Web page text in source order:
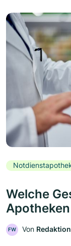
Welche
FW Von